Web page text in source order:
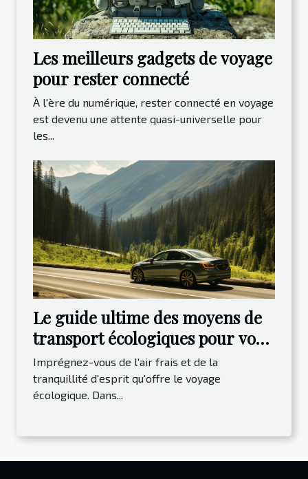
Les meilleurs gadgets de voyage
pour rester connecté
À l'ère du numérique, rester connecté en voyage
est devenu une attente quasi-universelle pour
les...
Le guide ultime des moyens de
transport écologiques pour vos
vacances
Imprégnez-vous de l'air frais et de la
tranquillité d'esprit qu'offre le voyage
écologique. Dans...